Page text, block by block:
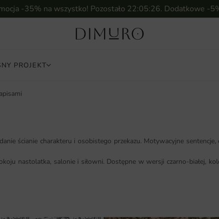
-35% na wszystko! Pozostało 22:05:25. Dodatkowe -
PROJEKT
ścianie charakteru i osobistego przekazu. Motywacyjne
nastolatka, salonie i siłowni. Dostępne w wersji czarno-białej,